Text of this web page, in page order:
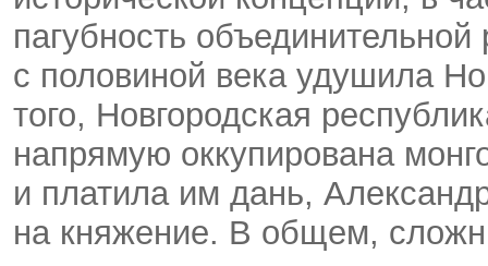
пагубность
с половиной века удушила
того, Новгородская
напрямую оккупирована
и платила им дань,
на княжение. В общем,